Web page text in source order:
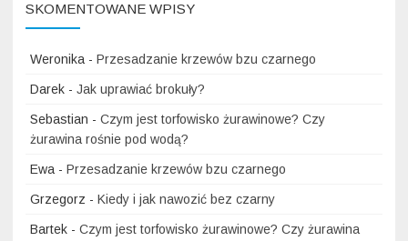
SKOMENTOWANE WPISY
Weronika - Przesadzanie krzewów bzu czarnego
Darek - Jak uprawiać brokuły?
Sebastian - Czym jest torfowisko żurawinowe? Czy
żurawina rośnie pod wodą?
Ewa - Przesadzanie krzewów bzu czarnego
Grzegorz - Kiedy i jak nawozić bez czarny
Bartek - Czym jest torfowisko żurawinowe? Czy żurawina